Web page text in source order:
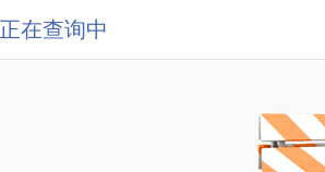
正在查询中